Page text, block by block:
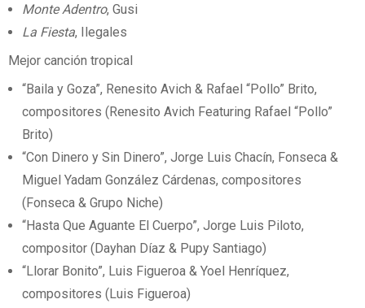
Monte Adentro, Gusi
La Fiesta, Ilegales
Mejor canción tropical
“Baila y Goza”, Renesito Avich & Rafael “Pollo” Brito,
compositores (Renesito Avich Featuring Rafael “Pollo”
Brito)
“Con Dinero y Sin Dinero”, Jorge Luis Chacín, Fonseca &
Miguel Yadam González Cárdenas, compositores
(Fonseca & Grupo Niche)
“Hasta Que Aguante El Cuerpo”, Jorge Luis Piloto,
compositor (Dayhan Díaz & Pupy Santiago)
“Llorar Bonito”, Luis Figueroa & Yoel Henríquez,
compositores (Luis Figueroa)